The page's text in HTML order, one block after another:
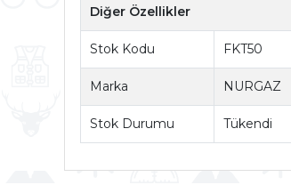
Diğer Özellikler
Stok Kodu FKT50
Marka NURGAZ
Stok Durumu Tükendi